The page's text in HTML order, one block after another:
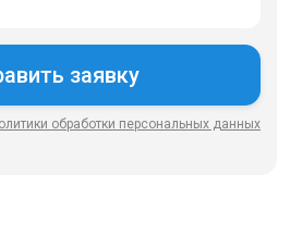
обработки персональных данных